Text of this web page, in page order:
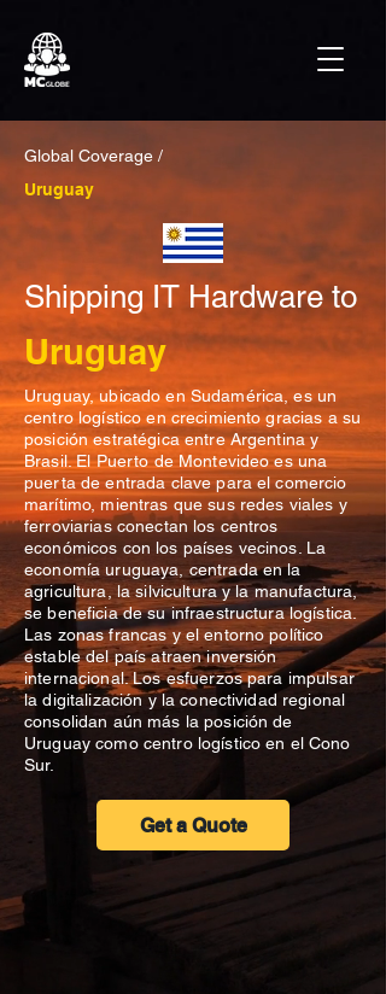
Global Coverage /
Uruguay
Shipping IT Hardware to
Uruguay
Uruguay, ubicado en Sudamérica, es un
centro logístico en crecimiento gracias a su
posición estratégica entre Argentina y
Brasil. El Puerto de Montevideo es una
puerta de entrada clave para el comercio
marítimo, mientras que sus redes viales y
ferroviarias conectan los centros
económicos con los países vecinos. La
economía uruguaya, centrada en la
agricultura, la silvicultura y la manufactura,
se beneficia de su infraestructura logística.
Las zonas francas y el entorno político
estable del país atraen inversión
internacional. Los esfuerzos para impulsar
la digitalización y la conectividad regional
consolidan aún más la posición de
Uruguay como centro logístico en el Cono
Sur.
Get a Quote